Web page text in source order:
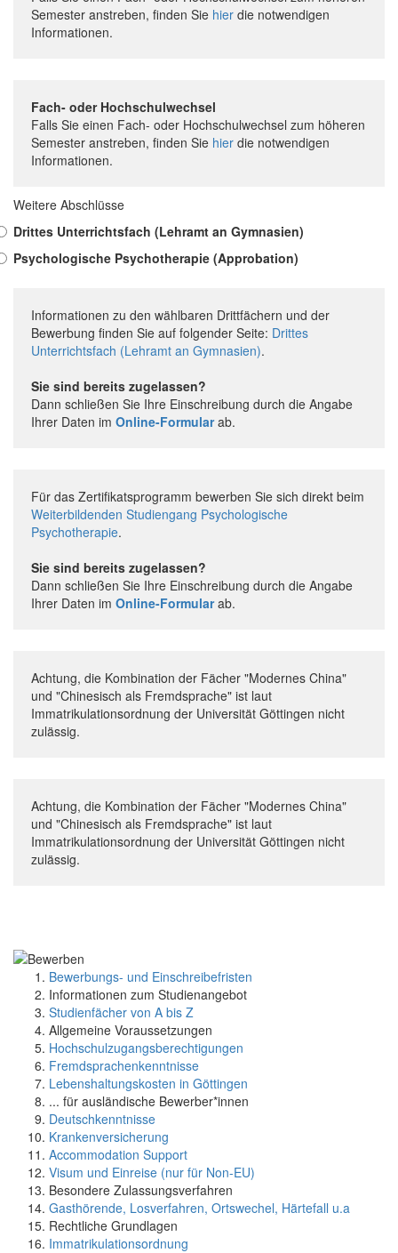
Semester anstreben, finden Sie hier die notwendigen
Informationen.
Fach- oder Hochschulwechsel
Falls Sie einen Fach- oder Hochschulwechsel zum höheren
Semester anstreben, finden Sie hier die notwendigen
Informationen.
Weitere Abschlüsse
Drittes Unterrichtsfach (Lehramt an Gymnasien)
Psychologische Psychotherapie (Approbation)
Informationen zu den wählbaren Drittfächern und der
Bewerbung finden Sie auf folgender Seite: Drittes
Unterrichtsfach (Lehramt an Gymnasien).
Sie sind bereits zugelassen?
Dann schließen Sie Ihre Einschreibung durch die Angabe
Ihrer Daten im Online-Formularab.
Für das Zertifikatsprogramm bewerben Sie sich direkt beim
Weiterbildenden Studiengang Psychologische
Psychotherapie.
Sie sind bereits zugelassen?
Dann schließen Sie Ihre Einschreibung durch die Angabe
Ihrer Daten im Online-Formularab.
Achtung, die Kombination der Fächer "Modernes China"
und "Chinesisch als Fremdsprache" ist laut
Immatrikulationsordnung der Universität Göttingen nicht
zulässig.
Achtung, die Kombination der Fächer "Modernes China"
und "Chinesisch als Fremdsprache" ist laut
Immatrikulationsordnung der Universität Göttingen nicht
zulässig.
Bewerbungs- und Einschreibefristen
Informationen zum Studienangebot
Studienfächer von A bis Z
Allgemeine Voraussetzungen
Hochschulzugangsberechtigungen
Fremdsprachenkenntnisse
Lebenshaltungskosten in Göttingen
... für ausländische Bewerber*innen
Deutschkenntnisse
Krankenversicherung
Accommodation Support
Visum und Einreise (nur für Non-EU)
Besondere Zulassungsverfahren
Gasthörende, Losverfahren, Ortswechel, Härtefall u.a
Rechtliche Grundlagen
Immatrikulationsordnung